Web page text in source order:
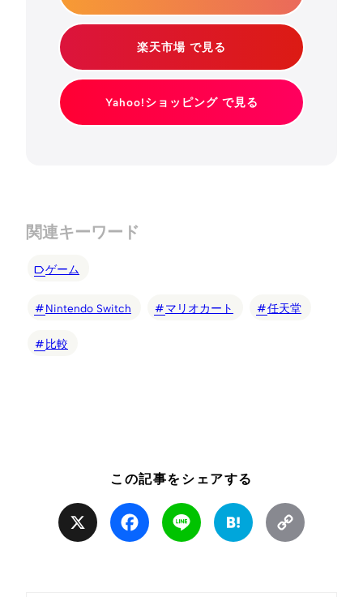
楽天市場 で見る
Yahoo!ショッピング で見る
関連キーワード
ゲーム
Nintendo Switch マリオカート 任天堂
比較
この記事をシェアする
Facebook Line Hatena